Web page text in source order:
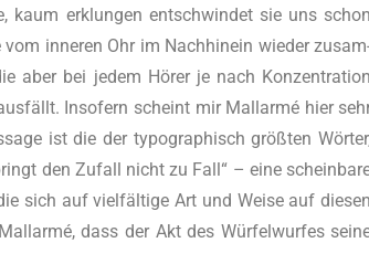
kaum erklun­gen ent­schwin­det sie uns
inne­ren Ohr im Nach­hin­ein wie­der
aber bei jedem Hörer je nach
Inso­fern scheint mir Mall­ar­mé hier
ist die der typo­gra­phisch größ­ten
den Zufall nicht zu Fall“ – eine
sich auf viel­fäl­ti­ge Art und Wei­se auf
dass der Akt des Wür­fel­wur­fes